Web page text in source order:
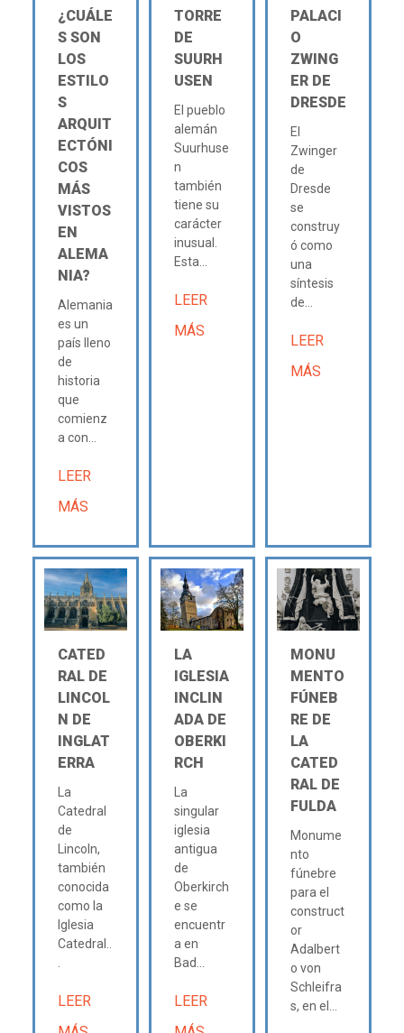
¿CUÁLE
S SON
LOS
ESTILO
S
ARQUIT
ECTÓNI
COS
MÁS
VISTOS
EN
ALEMA
NIA?
Alemania
es un
país lleno
de
historia
que
comienz
a con...
LEER
MÁS
TORRE
DE
SUURH
USEN
El pueblo
alemán
Suurhuse
n
también
tiene su
carácter
inusual.
Esta...
LEER
MÁS
PALACI
O
ZWING
ER DE
DRESDE
El
Zwinger
de
Dresde
se
construy
ó como
una
síntesis
de...
LEER
MÁS
CATED
RAL DE
LINCOL
N DE
INGLAT
ERRA
La
Catedral
de
Lincoln,
también
conocida
como la
Iglesia
Catedral..
LEER
LA
IGLESIA
INCLIN
ADA DE
OBERKI
RCH
La
singular
iglesia
antigua
de
Oberkirch
e se
encuentr
a en
Bad...
LEER
MONU
MENTO
FÚNEB
RE DE
LA
CATED
RAL DE
FULDA
Monume
nto
fúnebre
para el
construct
or
Adalbert
o von
Schleifra
s, en el...